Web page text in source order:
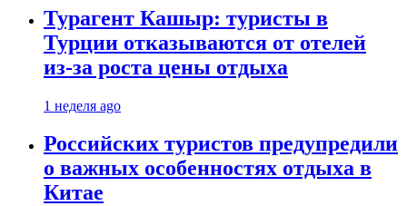
Турагент Кашыр: туристы в
Турции отказываются от отелей
из-за роста цены отдыха
1 неделя ago
Российских туристов предупредили
о важных особенностях отдыха в
Китае